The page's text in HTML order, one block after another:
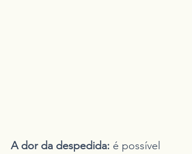
A dor da despedida: é possível